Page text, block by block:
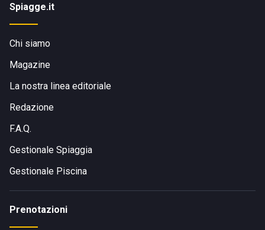
Spiagge.it
Chi siamo
Magazine
La nostra linea editoriale
Redazione
F.A.Q.
Gestionale Spiaggia
Gestionale Piscina
Prenotazioni